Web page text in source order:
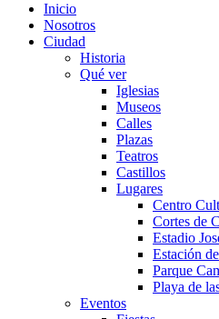
Inicio
Nosotros
Ciudad
Historia
Qué ver
Iglesias
Museos
Calles
Plazas
Teatros
Castillos
Lugares
Centro
Cortes de
Estadio
Estación
Parque
Playa de
Eventos